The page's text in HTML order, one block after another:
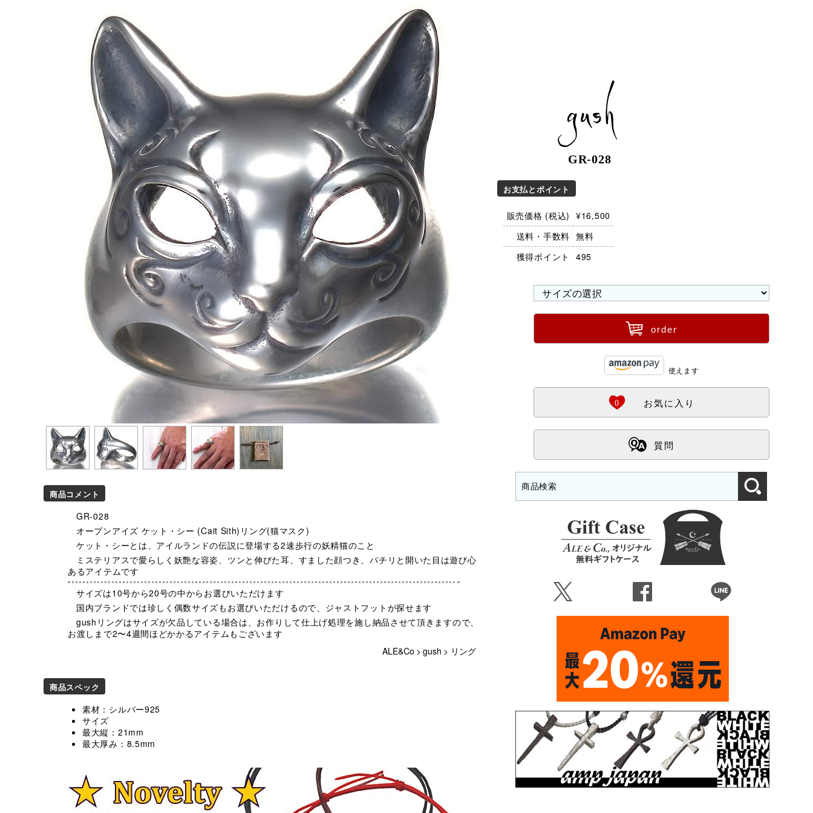
gush
GR-028
お支払とポイント
販売価格 (税込) ¥16,500
送料・手数料 無料
獲得ポイント
495
ü order
使えます
Ö
0 お気に入り
ß 質問
商品コメント
GR-028
オープンアイズ ケット・シー (Cait Sith)リング(猫マスク)
ケット・シーとは、アイルランドの伝説に登場する2速歩行の妖精猫のこと
ミステリアスで愛らしく妖艶な容姿、ツンと伸びた耳、すました顔つき、パチリと開いた目は遊び心
あるアイテムです
サイズは10号から20号の中からお選びいただけます
国内ブランドでは珍しく偶数サイズもお選びいただけるので、ジャストフットが探せます
gushリングはサイズが欠品している場合は、お作りして仕上げ処理を施し納品させて頂きますので、
お渡しまで2〜4週間ほどかかるアイテムもございます
ALE&Co > gush > リング
商品スペック
素材：シルバー925
サイズ
最大縦：21mm
最大厚み：8.5mm
Ü Û Þ